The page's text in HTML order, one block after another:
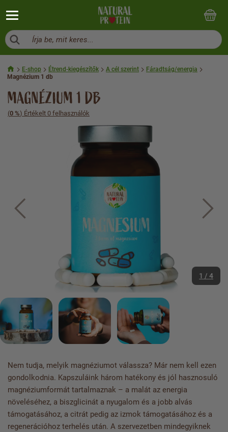
Írja be, mit keres...
E-shop Étrend-kiegészítők A cél szerint
Fáradtság/energia
Magnézium 1 db
MAGNÉZIUM 1 DB
(0 %) Értékelt 0 felhasználók
1 / 4
Nem tudja, melyik magnéziumot válassza? Már nem kell ezen
gondolkodnia. Kapszuláink három hatékony és jól hasznosuló
magnéziumformát tartalmaznak – a malát az energia
növeléséhez, a biszglicinát a nyugalom és a jobb alvás
támogatásához, a citrát pedig az izmok támogatásához és a
regenerációhoz terhelés után. A szervezetben mindegyiknek